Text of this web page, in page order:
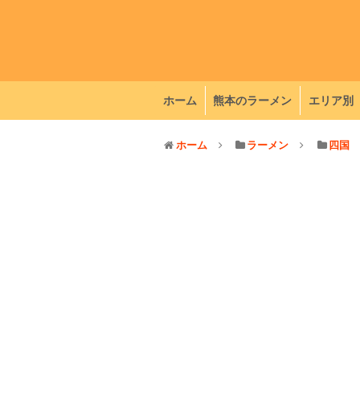
ホーム 熊本のラーメン エリア別
ホーム ラーメン 四国